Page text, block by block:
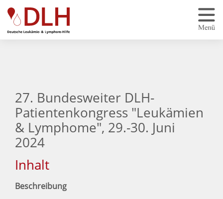
Zum Hauptinhalt springen
27. Bundesweiter DLH-
Patientenkongress "Leukämien
& Lymphome", 29.-30. Juni
2024
Inhalt
Beschreibung